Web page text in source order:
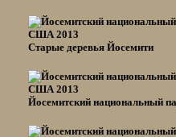
Старые деревья Йосемити
Йосемитский национальный